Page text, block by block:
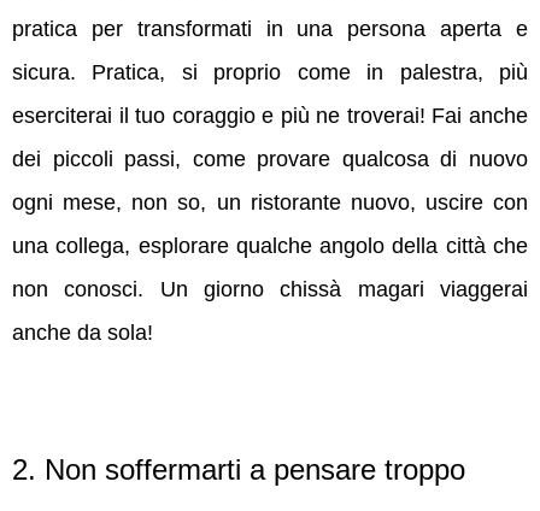
pratica per transformati in una persona aperta e
sicura. Pratica, si proprio come in palestra, più
eserciterai il tuo coraggio e più ne troverai! Fai anche
dei piccoli passi, come provare qualcosa di nuovo
ogni mese, non so, un ristorante nuovo, uscire con
una collega, esplorare qualche angolo della città che
non conosci. Un giorno chissà magari viaggerai
anche da sola!
2. Non soffermarti a pensare troppo